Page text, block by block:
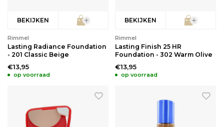
BEKIJKEN
Rimmel
Lasting Radiance Foundation
- 201 Classic Beige
€13,95
op voorraad
BEKIJKEN
Rimmel
Lasting Finish 25 HR
Foundation - 302 Warm Olive
€13,95
op voorraad